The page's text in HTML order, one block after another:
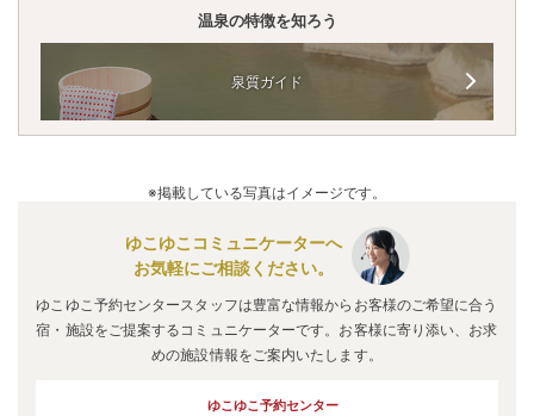
温泉の特徴を知ろう
泉質ガイド
※掲載している写真はイメージです。
ゆこゆこコミュニケーターへ
お気軽にご相談ください。
ゆこゆこ予約センタースタッフは豊富な情報からお客様のご希望に合う
宿・施設をご提案するコミュニケーターです。お客様に寄り添い、お求
めの施設情報をご案内いたします。
ゆこゆこ予約センター